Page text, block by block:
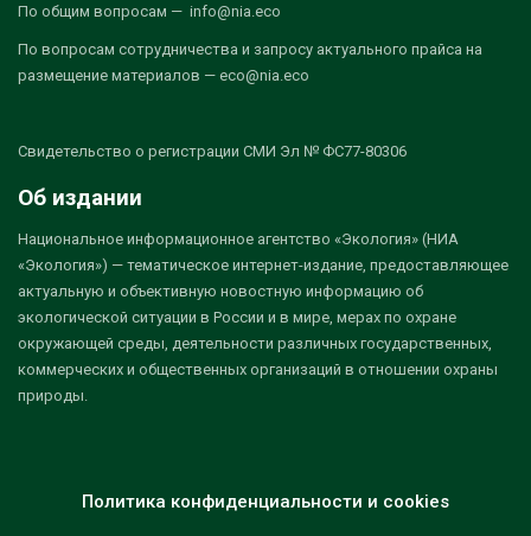
По общим вопросам — info@nia.eco
По вопросам сотрудничества и запросу актуального прайса на
размещение материалов — eco@nia.eco
Свидетельство о регистрации СМИ Эл № ФС77-80306
Об издании
Национальное информационное агентство «Экология» (НИА
«Экология») — тематическое интернет-издание, предоставляющее
актуальную и объективную новостную информацию об
экологической ситуации в России и в мире, мерах по охране
окружающей среды, деятельности различных государственных,
коммерческих и общественных организаций в отношении охраны
природы.
Политика конфиденциальности и cookies